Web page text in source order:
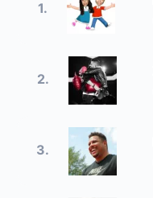
1.
2.
3.